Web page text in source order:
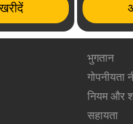
भुगतान
गोपनीयता
नियम और
सहायता